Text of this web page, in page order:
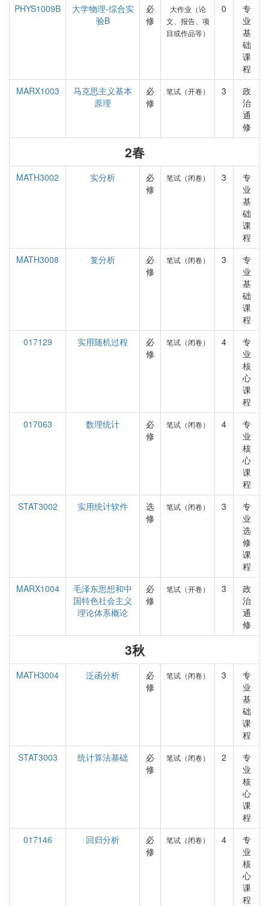
PHYS1009B
大学物理-综合实
验B
必
修
大作业（论
文、报告、项
目或作品等）
0
专
业
基
础
课
程
MARX1003
马克思主义基本
原理
必
修
笔试（开卷） 3
政
治
通
修
2春
MATH3002 实分析
必
修
笔试（闭卷） 3
专
业
基
础
课
程
MATH3008
复分析
必
修
笔试（闭卷） 3
专
业
基
础
课
程
017129
实用随机过程
必
修
笔试（闭卷） 4
专
业
核
心
课
程
017063
数理统计
必
修
笔试（闭卷） 4
专
业
核
心
课
程
STAT3002
实用统计软件
选
修
笔试（闭卷） 3
专
业
选
修
课
程
MARX1004
毛泽东思想和中
国特色社会主义
理论体系概论
必
修
笔试（开卷） 3
政
治
通
修
3秋
MATH3004 泛函分析
必
修
笔试（闭卷） 3
专
业
基
础
课
程
STAT3003
统计算法基础
必
修
笔试（闭卷） 2
专
业
核
心
课
程
017146
回归分析
必
修
笔试（闭卷） 4
专
业
核
心
课
程